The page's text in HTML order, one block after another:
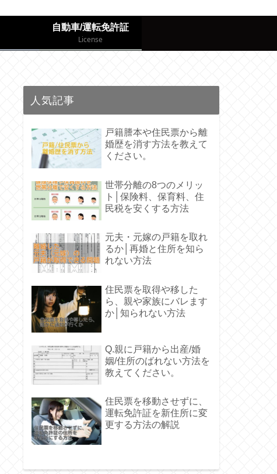
自動車/運転免許証
License
人気記事
戸籍謄本や住民票から離
婚歴を消す方法を教えて
ください。
世帯分離の8つのメリッ
ト│保険料、保育料、住
民税を安くする方法
元夫・元嫁の戸籍を取れ
るか│再婚と住所を知ら
れない方法
住民票を取得や移した
ら、親や家族にバレます
か│知られない方法
Q.親に戸籍から出産/婚
姻/住所のばれない方法を
教えてください。
住民票を移動させずに、
運転免許証を新住所に変
更する方法の解説